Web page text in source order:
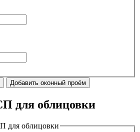
Добавить оконный проём
для облицовки
для облицовки